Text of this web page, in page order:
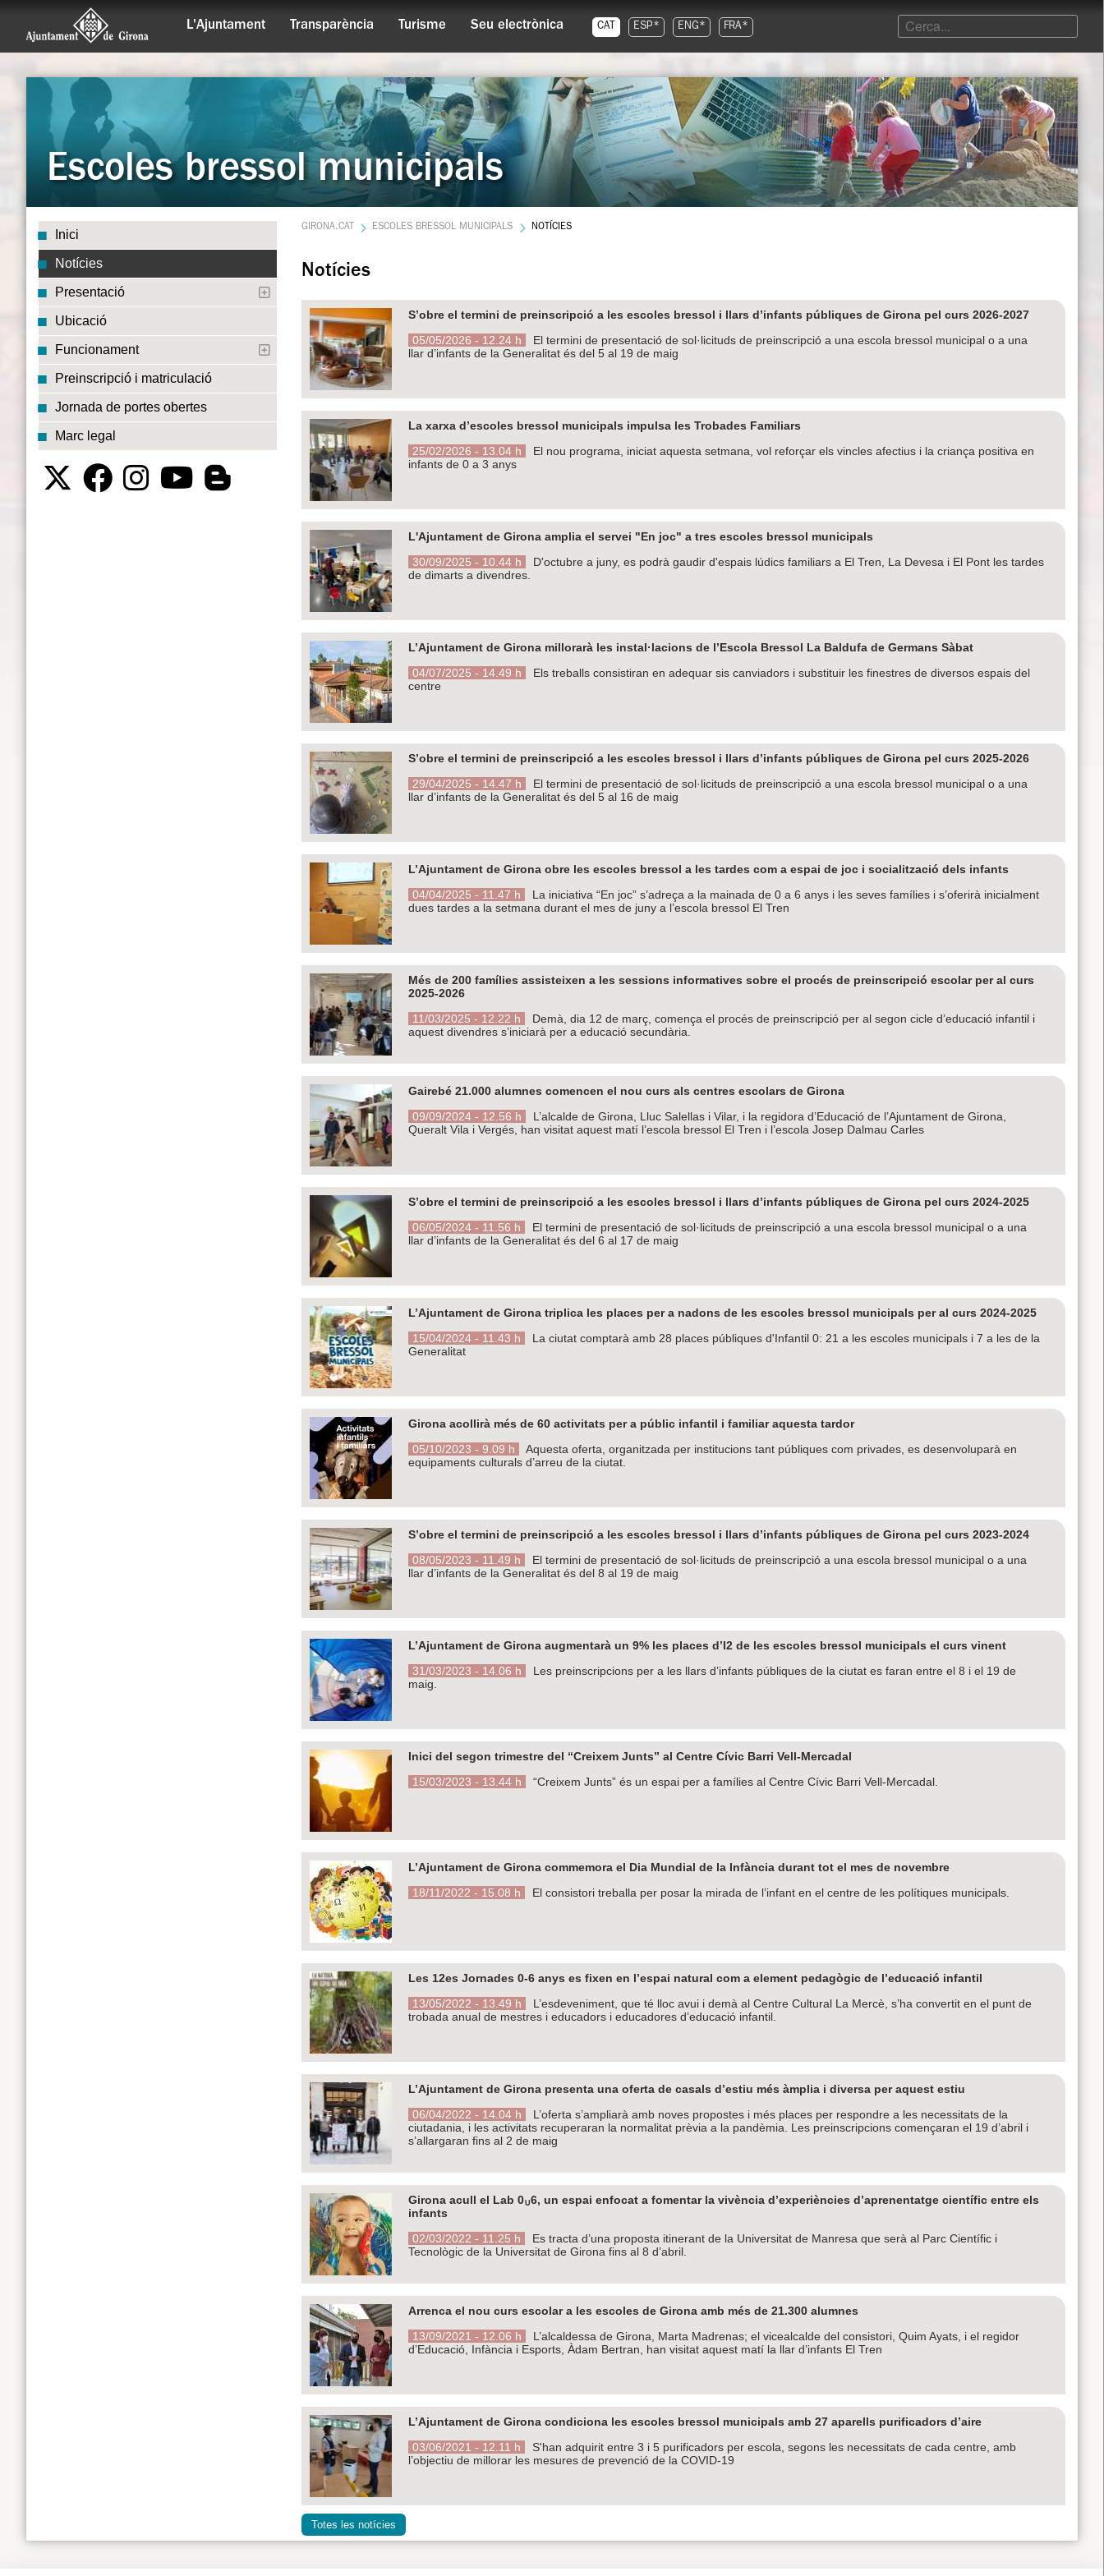
L'Ajuntament Transparència Turisme Seu electrònica CAT ESP* ENG* FRA*
Escoles bressol municipals
Inici
Notícies
Presentació
Ubicació
Funcionament
Preinscripció i matriculació
Jornada de portes obertes
Marc legal
GIRONA.CAT ESCOLES BRESSOL MUNICIPALS NOTÍCIES
Notícies
S’obre el termini de preinscripció a les escoles bressol i llars d’infants públiques de Girona pel curs 2026-2027
05/05/2026 - 12.24 h
El termini de presentació de sol·licituds de preinscripció a una escola bressol municipal o a una
llar d’infants de la Generalitat és del 5 al 19 de maig
La xarxa d’escoles bressol municipals impulsa les Trobades Familiars
25/02/2026 - 13.04 h
El nou programa, iniciat aquesta setmana, vol reforçar els vincles afectius i la criança positiva en
infants de 0 a 3 anys
L'Ajuntament de Girona amplia el servei "En joc" a tres escoles bressol municipals
30/09/2025 - 10.44 h
D'octubre a juny, es podrà gaudir d'espais lúdics familiars a El Tren, La Devesa i El Pont les tardes
de dimarts a divendres.
L’Ajuntament de Girona millorarà les instal·lacions de l’Escola Bressol La Baldufa de Germans Sàbat
04/07/2025 - 14.49 h
Els treballs consistiran en adequar sis canviadors i substituir les finestres de diversos espais del
centre
S’obre el termini de preinscripció a les escoles bressol i llars d’infants públiques de Girona pel curs 2025-2026
29/04/2025 - 14.47 h
El termini de presentació de sol·licituds de preinscripció a una escola bressol municipal o a una
llar d’infants de la Generalitat és del 5 al 16 de maig
L’Ajuntament de Girona obre les escoles bressol a les tardes com a espai de joc i socialització dels infants
04/04/2025 - 11.47 h
La iniciativa “En joc” s’adreça a la mainada de 0 a 6 anys i les seves famílies i s’oferirà inicialment
dues tardes a la setmana durant el mes de juny a l’escola bressol El Tren
Més de 200 famílies assisteixen a les sessions informatives sobre el procés de preinscripció escolar per al curs
2025-2026
11/03/2025 - 12.22 h
Demà, dia 12 de març, comença el procés de preinscripció per al segon cicle d’educació infantil i
aquest divendres s’iniciarà per a educació secundària.
Gairebé 21.000 alumnes comencen el nou curs als centres escolars de Girona
09/09/2024 - 12.56 h
L’alcalde de Girona, Lluc Salellas i Vilar, i la regidora d’Educació de l’Ajuntament de Girona,
Queralt Vila i Vergés, han visitat aquest matí l’escola bressol El Tren i l’escola Josep Dalmau Carles
S’obre el termini de preinscripció a les escoles bressol i llars d’infants públiques de Girona pel curs 2024-2025
06/05/2024 - 11.56 h
El termini de presentació de sol·licituds de preinscripció a una escola bressol municipal o a una
llar d’infants de la Generalitat és del 6 al 17 de maig
L’Ajuntament de Girona triplica les places per a nadons de les escoles bressol municipals per al curs 2024-2025
15/04/2024 - 11.43 h
La ciutat comptarà amb 28 places públiques d'Infantil 0: 21 a les escoles municipals i 7 a les de la
Generalitat
Girona acollirà més de 60 activitats per a públic infantil i familiar aquesta tardor
05/10/2023 - 9.09 h
Aquesta oferta, organitzada per institucions tant públiques com privades, es desenvoluparà en
equipaments culturals d’arreu de la ciutat.
S’obre el termini de preinscripció a les escoles bressol i llars d’infants públiques de Girona pel curs 2023-2024
08/05/2023 - 11.49 h
El termini de presentació de sol·licituds de preinscripció a una escola bressol municipal o a una
llar d’infants de la Generalitat és del 8 al 19 de maig
L’Ajuntament de Girona augmentarà un 9% les places d’I2 de les escoles bressol municipals el curs vinent
31/03/2023 - 14.06 h
Les preinscripcions per a les llars d’infants públiques de la ciutat es faran entre el 8 i el 19 de
maig.
Inici del segon trimestre del “Creixem Junts” al Centre Cívic Barri Vell-Mercadal
15/03/2023 - 13.44 h
“Creixem Junts” és un espai per a famílies al Centre Cívic Barri Vell-Mercadal.
L’Ajuntament de Girona commemora el Dia Mundial de la Infància durant tot el mes de novembre
18/11/2022 - 15.08 h
El consistori treballa per posar la mirada de l’infant en el centre de les polítiques municipals.
Les 12es Jornades 0-6 anys es fixen en l’espai natural com a element pedagògic de l’educació infantil
13/05/2022 - 13.49 h
L’esdeveniment, que té lloc avui i demà al Centre Cultural La Mercè, s’ha convertit en el punt de
trobada anual de mestres i educadors i educadores d’educació infantil.
L’Ajuntament de Girona presenta una oferta de casals d’estiu més àmplia i diversa per aquest estiu
06/04/2022 - 14.04 h
L’oferta s’ampliarà amb noves propostes i més places per respondre a les necessitats de la
ciutadania, i les activitats recuperaran la normalitat prèvia a la pandèmia. Les preinscripcions començaran el 19 d’abril i
s’allargaran fins al 2 de maig
Girona acull el Lab 0∪6, un espai enfocat a fomentar la vivència d’experiències d’aprenentatge científic entre els
infants
02/03/2022 - 11.25 h
Es tracta d’una proposta itinerant de la Universitat de Manresa que serà al Parc Científic i
Tecnològic de la Universitat de Girona fins al 8 d’abril.
Arrenca el nou curs escolar a les escoles de Girona amb més de 21.300 alumnes
13/09/2021 - 12.06 h
L’alcaldessa de Girona, Marta Madrenas; el vicealcalde del consistori, Quim Ayats, i el regidor
d’Educació, Infància i Esports, Àdam Bertran, han visitat aquest matí la llar d’infants El Tren
L’Ajuntament de Girona condiciona les escoles bressol municipals amb 27 aparells purificadors d’aire
03/06/2021 - 12.11 h
S'han adquirit entre 3 i 5 purificadors per escola, segons les necessitats de cada centre, amb
l’objectiu de millorar les mesures de prevenció de la COVID-19
Totes les notícies